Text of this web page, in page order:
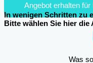
Angebot erhalten für
In wenigen Schritten zu
Bitte wählen Sie hier die
Was